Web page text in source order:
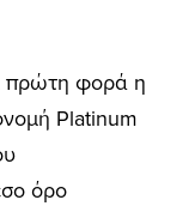
πρώτη φορά η
Platinum
όρο